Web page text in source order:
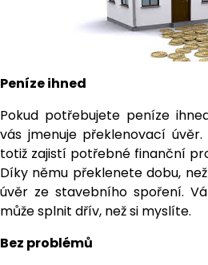
Peníze ihned
Pokud potřebujete peníze
vás jmenuje překlenovací
totiž zajistí potřebné finanční
Díky němu překlenete dobu,
úvěr ze stavebního spoření.
může splnit dřív, než si myslíte.
Bez problémů